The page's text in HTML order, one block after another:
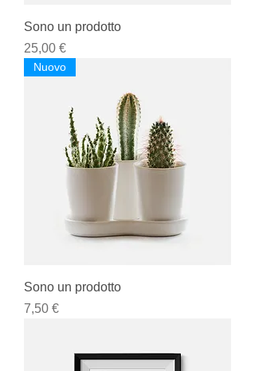
Sono un prodotto
Prezzo
25,00 €
Nuovo
Sono un prodotto
Prezzo
7,50 €